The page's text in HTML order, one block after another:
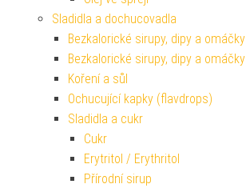
Sladidla a dochucovadla
Bezkalorické sirupy, dipy a omáčky
Bezkalorické sirupy, dipy a omáčky
Koření a sůl
Ochucující kapky (flavdrops)
Sladidla a cukr
Cukr
Erytritol / Erythritol
Přírodní sirup